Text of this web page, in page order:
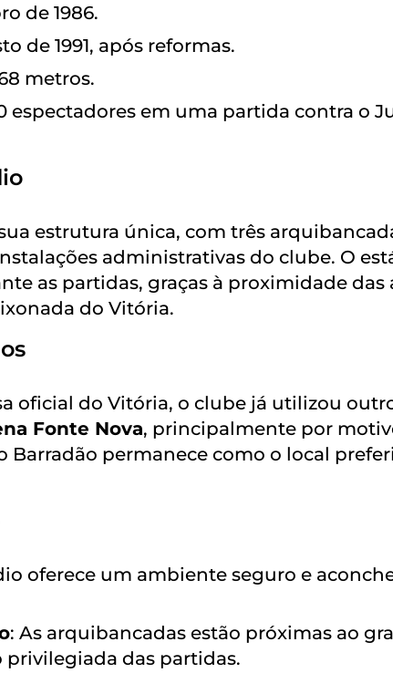
de 1986.
de 1991, após reformas.
metros.
espectadores em uma partida contra o
estrutura única, com três
administrativas do clube. O
as partidas, graças à proximidade
do Vitória.
oficial do Vitória, o clube já utilizou
Fonte Nova, principalmente por
Barradão permanece como o local
oferece um ambiente seguro e
: As arquibancadas estão próximas ao
das partidas.